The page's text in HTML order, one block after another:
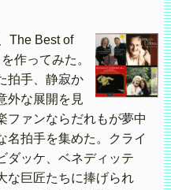
The Best of
作ってみた。
拍手、静寂か
外な展開を見
ファンならだれもが夢中
名拍手を集めた。クライ
ダッケ、ベネディッテ
な巨匠たちに捧げられ